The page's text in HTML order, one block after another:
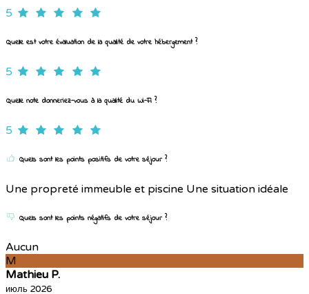
5
Quelle est votre évaluation de la qualité de votre hébergement ?
5
Quelle note donneriez-vous à la qualité du Wi-Fi ?
5
Quels sont les points positifs de votre séjour ?
Une propreté immeuble et piscine Une situation idéale
Quels sont les points négatifs de votre séjour ?
Aucun
M
Mathieu P.
июль 2026